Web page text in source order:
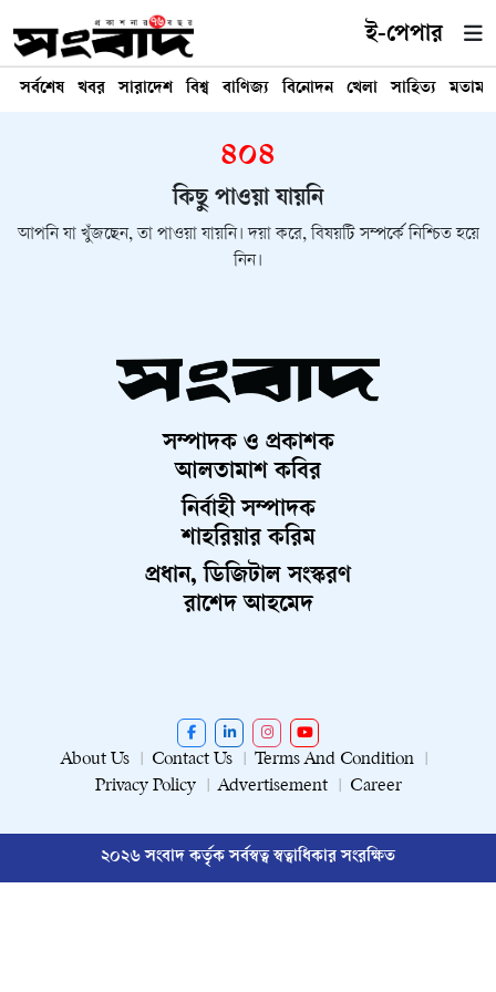
ই-পেপার
সর্বশেষ খবর সারাদেশ বিশ্ব বাণিজ্য বিনোদন খেলা সাহিত্য মতামত
৪০৪
কিছু পাওয়া যায়নি
আপনি যা খুঁজছেন, তা পাওয়া যায়নি। দয়া করে, বিষয়টি সম্পর্কে নিশ্চিত হয়ে
নিন।
সম্পাদক ও প্রকাশক
আলতামাশ কবির
নির্বাহী সম্পাদক
শাহরিয়ার করিম
প্রধান, ডিজিটাল সংস্করণ
রাশেদ আহমেদ
About Us Contact Us
Terms And Condition
Privacy Policy
Advertisement Career
২০২৬ সংবাদ কর্তৃক সর্বস্বত্ব স্বত্বাধিকার সংরক্ষিত